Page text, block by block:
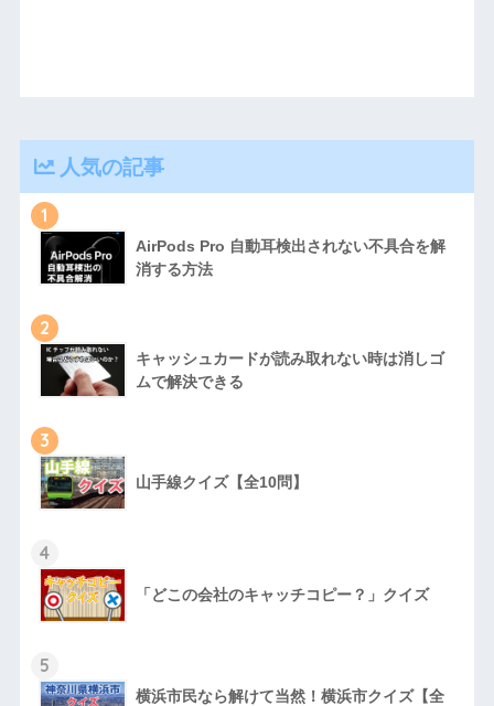
人気の記事
1
AirPods Pro 自動耳検出されない不具合を解
消する方法
2
キャッシュカードが読み取れない時は消しゴ
ムで解決できる
3
山手線クイズ【全10問】
4
「どこの会社のキャッチコピー？」クイズ
5
横浜市民なら解けて当然！横浜市クイズ【全